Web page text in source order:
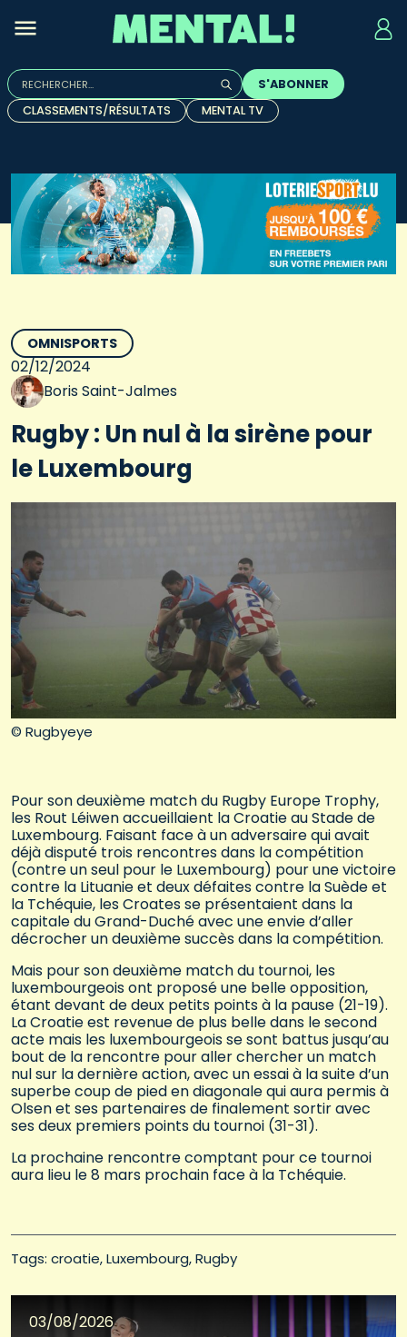
Rechercher :
Quand les résultats de l'auto-complétion sont
S'ABONNER
CLASSEMENTS/RÉSULTATS
MENTAL TV
© Rugbyeye
OMNISPORTS
02/12/2024
Boris Saint-Jalmes
Rugby : Un nul à la sirène pour
le Luxembourg
Pour son deuxième match du Rugby Europe Trophy,
les Rout Léiwen accueillaient la Croatie au Stade de
Luxembourg. Faisant face à un adversaire qui avait
déjà disputé trois rencontres dans la compétition
(contre un seul pour le Luxembourg) pour une victoire
contre la Lituanie et deux défaites contre la Suède et
la Tchéquie, les Croates se présentaient dans la
capitale du Grand-Duché avec une envie d’aller
décrocher un deuxième succès dans la compétition.
Mais pour son deuxième match du tournoi, les
luxembourgeois ont proposé une belle opposition,
étant devant de deux petits points à la pause (21-19).
La Croatie est revenue de plus belle dans le second
acte mais les luxembourgeois se sont battus jusqu’au
bout de la rencontre pour aller chercher un match
nul sur la dernière action, avec un essai à la suite d’un
superbe coup de pied en diagonale qui aura permis à
Olsen et ses partenaires de finalement sortir avec
ses deux premiers points du tournoi (31-31).
La prochaine rencontre comptant pour ce tournoi
aura lieu le 8 mars prochain face à la Tchéquie.
Tags: croatie Luxembourg Rugby
03/08/2026